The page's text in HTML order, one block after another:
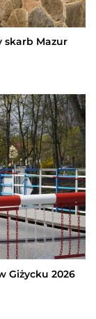
skarb Mazur
Giżycku 2026